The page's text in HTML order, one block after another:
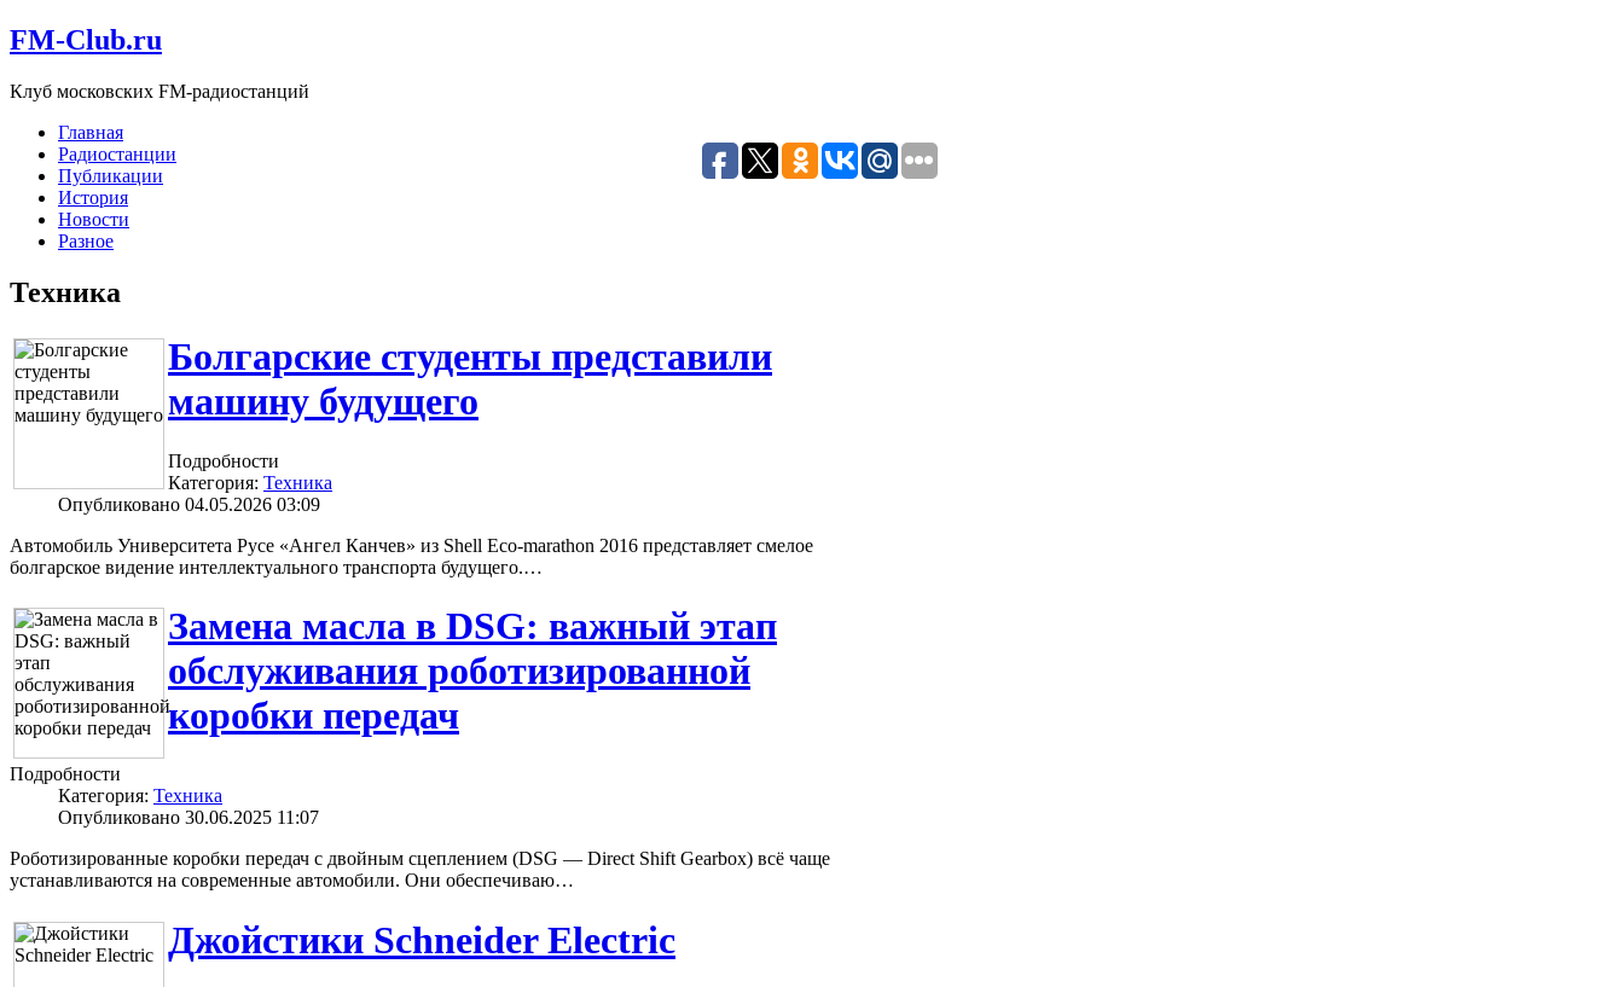
FM-Club.ru
Клуб московских FM-радиостанций
Главная
Радиостанции
Публикации
История
Новости
Разное
Техника
Болгарские студенты представили
машину будущего
Подробности
Категория: Техника
Опубликовано 04.05.2026 03:09
Автомобиль Университета Русе «Ангел Канчев» из Shell Eco-marathon 2016 представляет смелое
болгарское видение интеллектуального транспорта будущего.…
Замена масла в DSG: важный этап
обслуживания роботизированной
коробки передач
Подробности
Категория: Техника
Опубликовано 30.06.2025 11:07
Роботизированные коробки передач с двойным сцеплением (DSG — Direct Shift Gearbox) всё чаще
устанавливаются на современные автомобили. Они обеспечиваю…
Джойстики Schneider Electric